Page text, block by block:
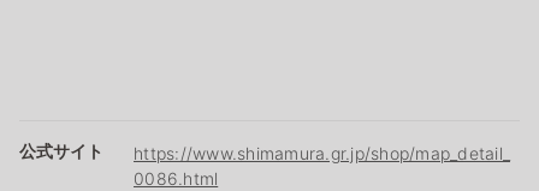
公式サイト
https://www.shimamura.gr.jp/shop/map_detail_
0086.html